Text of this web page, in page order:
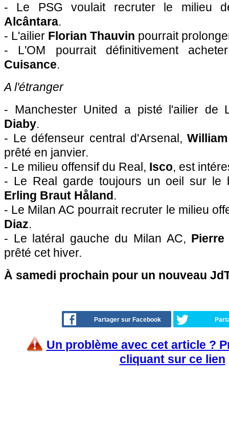
- Le PSG voulait recruter le milieu
Alcântara.
- L'ailier Florian Thauvin pourrait
- L'OM pourrait définitivement
Cuisance.
A l'étranger
- Manchester United a pisté l'ailier de
Diaby.
- Le défenseur central d'Arsenal,
prêté en janvier.
- Le milieu offensif du Real, Isco, est
- Le Real garde toujours un oeil sur le
Erling Braut Håland.
- Le Milan AC pourrait recruter le milieu
Diaz.
- Le latéral gauche du Milan AC,
prêté cet hiver.
À samedi prochain pour un nouveau
Partager sur Facebook
Un problème avec cet article ?
cliquant sur ce lien